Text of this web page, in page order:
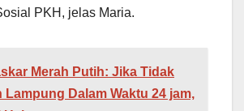
PKH, jelas Maria.
Merah Putih: Jika Tidak
Lampung Dalam Waktu 24 jam,